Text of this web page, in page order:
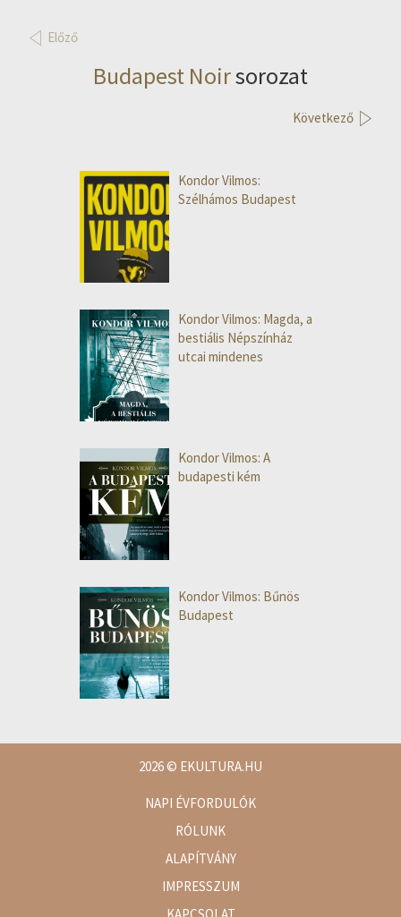
Előző
Budapest Noirsorozat
Következő
Kondor Vilmos:
Szélhámos Budapest
Kondor Vilmos: Magda, a
bestiális Népszínház
utcai mindenes
Kondor Vilmos: A
budapesti kém
Kondor Vilmos: Bűnös
Budapest
2026© EKULTURA.HU
NAPI ÉVFORDULÓK
RÓLUNK
ALAPÍTVÁNY
IMPRESSZUM